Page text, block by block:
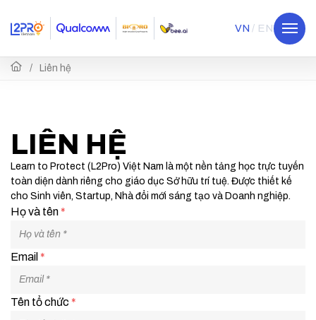
VN EN
Liên hệ
LIÊN HỆ
Learn to Protect (L2Pro) Việt Nam là một nền tảng học trực tuyến
toàn diện dành riêng cho giáo dục Sở hữu trí tuệ. Được thiết kế
cho Sinh viên, Startup, Nhà đổi mới sáng tạo và Doanh nghiệp.
Họ và tên *
Email *
Tên tổ chức *